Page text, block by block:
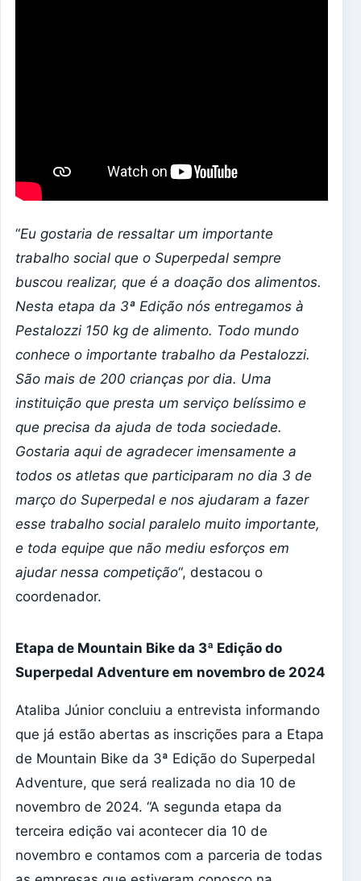
“Eu gostaria de ressaltar um importante
trabalho social que o Superpedal sempre
buscou realizar, que é a doação dos alimentos.
Nesta etapa da 3ª Edição nós entregamos à
Pestalozzi 150 kg de alimento. Todo mundo
conhece o importante trabalho da Pestalozzi.
São mais de 200 crianças por dia. Uma
instituição que presta um serviço belíssimo e
que precisa da ajuda de toda sociedade.
Gostaria aqui de agradecer imensamente a
todos os atletas que participaram no dia 3 de
março do Superpedal e nos ajudaram a fazer
esse trabalho social paralelo muito importante,
e toda equipe que não mediu esforços em
ajudar nessa competição“, destacou o
coordenador.
Etapa de Mountain Bike da 3ª Edição do
Superpedal Adventure em novembro de 2024
Ataliba Júnior concluiu a entrevista informando
que já estão abertas as inscrições para a Etapa
de Mountain Bike da 3ª Edição do Superpedal
Adventure, que será realizada no dia 10 de
novembro de 2024. “A segunda etapa da
terceira edição vai acontecer dia 10 de
novembro e contamos com a parceria de todas